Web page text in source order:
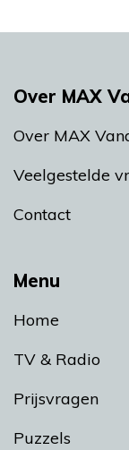
Menu
Home
TV & Radio
Prijsvragen
Puzzels
Over MAX
Over MAX
Veelgestelde
Contact